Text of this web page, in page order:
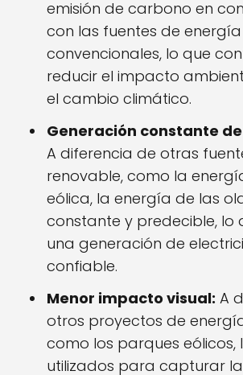
emisión de carbono en
con las fuentes de energía
convencionales, lo que
reducir el impacto
el cambio climático.
Generación constante
A diferencia de otras
renovable, como la
eólica, la energía de las
constante y predecible, lo
una generación de
confiable.
Menor impacto visual: A
otros proyectos de
como los parques eólicos,
utilizados para capturar